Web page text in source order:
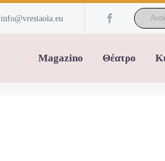
info@vrestaola.eu
Magazino Θέατρο